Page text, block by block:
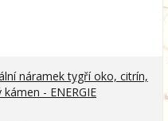
náramek tygří oko, citrín,
kámen - ENERGIE